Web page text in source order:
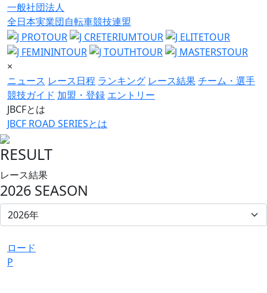
一般社団法人
全日本実業団自転車競技連盟
×
ニュース レース日程 ランキング レース結果チーム・選手
競技ガイド 加盟・登録 エントリー
JBCFとは
JBCF ROAD SERIESとは
RESULT
レース結果
2026 SEASON
ロード
P